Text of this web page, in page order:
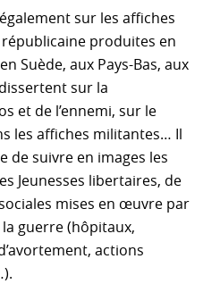
sur les affiches
républicaine produites en
Suède, aux Pays-Bas, aux
sur la
et de l’ennemi, sur le
les affiches militantes… Il
de suivre en images les
Jeunesses libertaires, de
mises en œuvre par
guerre (hôpitaux,
actions